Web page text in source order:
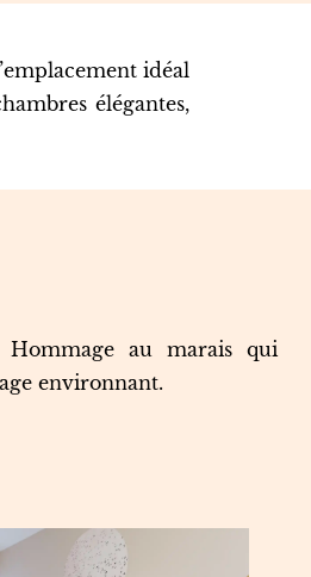
idéal
élégantes,
au marais qui
environnant.